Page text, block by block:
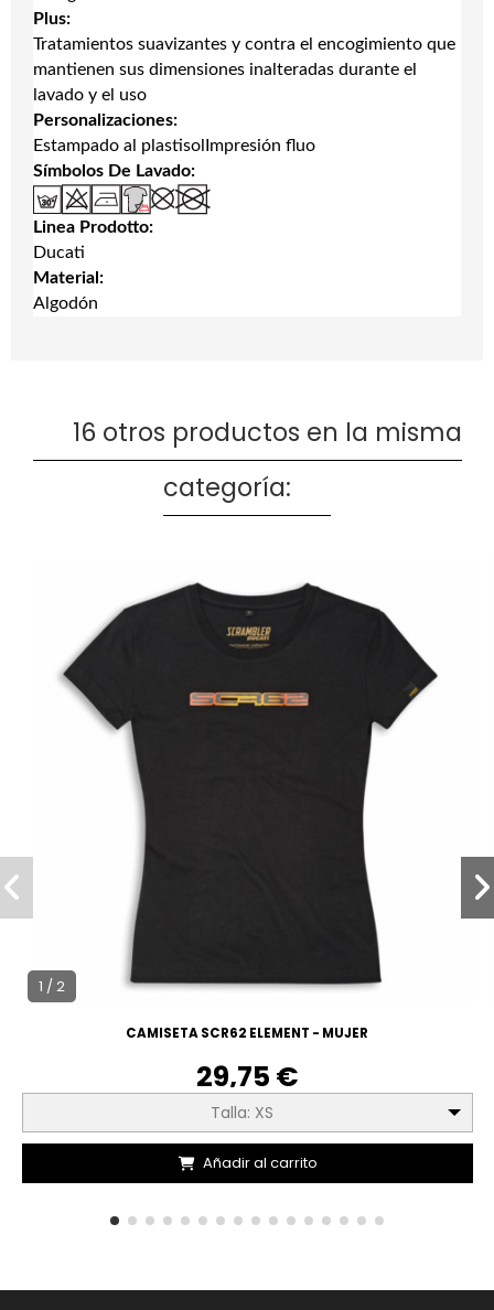
Plus:
Tratamientos suavizantes y contra el encogimiento que
mantienen sus dimensiones inalteradas durante el
lavado y el uso
Personalizaciones:
Estampado al plastisolImpresión fluo
Símbolos De Lavado:
Linea Prodotto:
Ducati
Material:
Algodón
16 otros productos en la misma
categoría:
1 / 2
CAMISETA SCR62 ELEMENT - MUJER
29,75 €
Talla: XS
Añadir al carrito